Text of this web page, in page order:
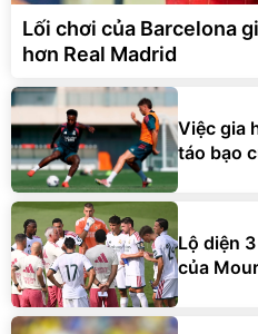
Lối chơi của Barcelona
hơn Real Madrid
Việc gia
táo bạo
Lộ diện
của